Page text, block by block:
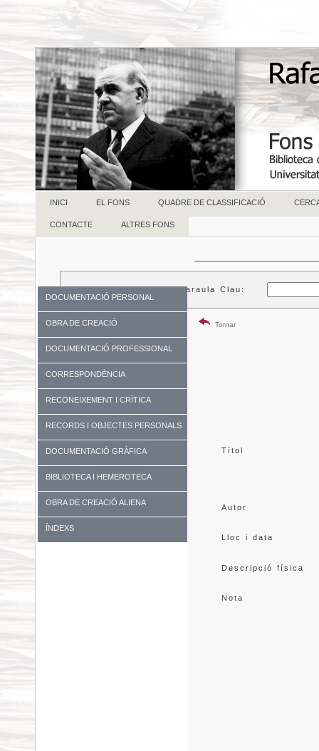
INICI EL FONS QUADRE DE CLASSIFICACIÓ
CONTACTE ALTRES FONS
DOCUMENTACIÓ PERSONAL
OBRA DE CREACIÓ
DOCUMENTACIÓ PROFESSIONAL
CORRESPONDÈNCIA
RECONEIXEMENT I CRÍTICA
RECORDS I OBJECTES PERSONALS
DOCUMENTACIÓ GRÀFICA
BIBLIOTECA I HEMEROTECA
OBRA DE CREACIÓ ALIENA
ÍNDEXS
Paraula Clau:
Tornar
Títol
Autor
Lloc i data
Descripció física
Nota